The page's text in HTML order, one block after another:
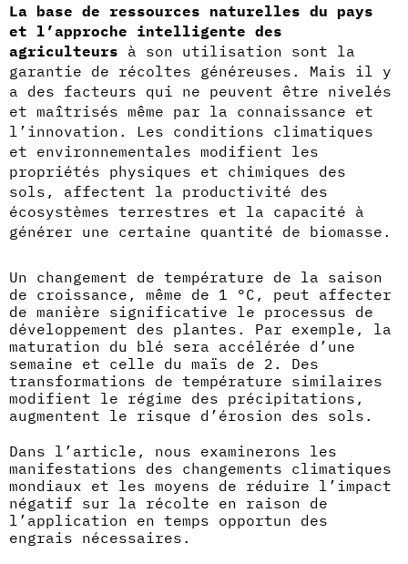
La base de ressources naturelles du pays
et l’approche intelligente des
agriculteurs à son utilisation sont la
garantie de récoltes généreuses. Mais il y
a des facteurs qui ne peuvent être nivelés
et maîtrisés même par la connaissance et
l’innovation. Les conditions climatiques
et environnementales modifient les
propriétés physiques et chimiques des
sols, affectent la productivité des
écosystèmes terrestres et la capacité à
générer une certaine quantité de biomasse.
Un changement de température de la saison
de croissance, même de 1 °C, peut affecter
de manière significative le processus de
développement des plantes. Par exemple, la
maturation du blé sera accélérée d’une
semaine et celle du maïs de 2. Des
transformations de température similaires
modifient le régime des précipitations,
augmentent le risque d’érosion des sols.
Dans l’article, nous examinerons les
manifestations des changements climatiques
mondiaux et les moyens de réduire l’impact
négatif sur la récolte en raison de
l’application en temps opportun des
engrais nécessaires.